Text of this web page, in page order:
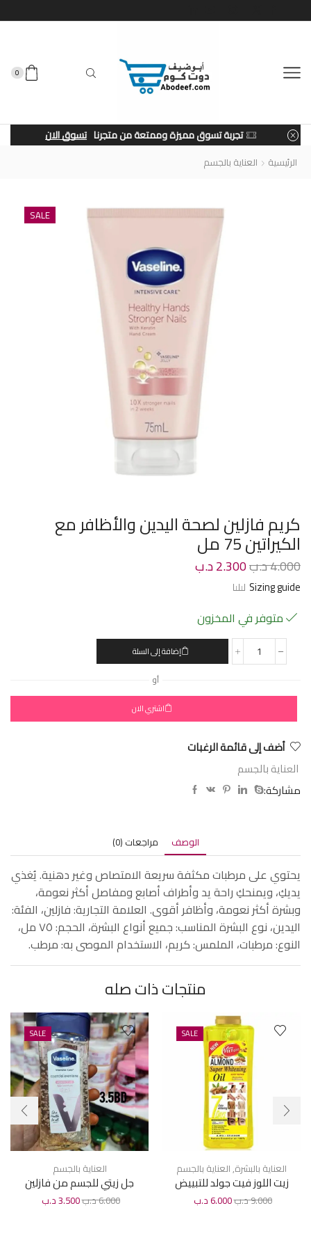
0
تجربة تسوق مميزة وممتعة من متجرنا تسوق الان
الرئيسية العناية بالجسم
SALE
كريم فازلين لصحة اليدين والأظافر مع
الكيراتين 75 مل
4.000د.ب2.300د.ب
Sizing guide
متوفر في المخزون
إضافة إلى السلة
أو
اشتري الان
أضف إلى قائمة الرغبات
العناية بالجسم
مشاركة:
الوصف مراجعات (0)
يحتوي على مرطبات مكثفة سريعة الامتصاص وغير دهنية. يُغذي
يديكِ، ويمنحكِ راحة يد وأطراف أصابع ومفاصل أكثر نعومة،
وبشرة أكثر نعومة، وأظافر أقوى. العلامة التجارية: فازلين، الفئة:
اليدين، نوع البشرة المناسب: جميع أنواع البشرة، الحجم: ٧٥ مل،
النوع: مرطبات، الملمس: كريم، الاستخدام الموصى به: مرطب.
منتجات ذات صله
SALE
العناية بالبشرة,العناية بالجسم
زيت اللوز فيت جولد للتبييض
الفائق 1000 مل
9.000د.ب6.000د.ب
SALE
العناية بالجسم
جل زيتي للجسم من فازلين
إيسينشال إيفن تون 200 مل
6.000د.ب3.500د.ب